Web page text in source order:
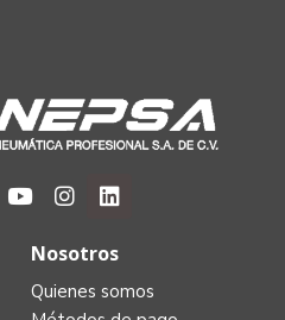
Nosotros
Quienes somos